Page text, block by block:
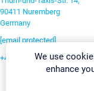
90411 Nuremberg
Germany
[email protected]
+49 911 93775-0
We use
enhance